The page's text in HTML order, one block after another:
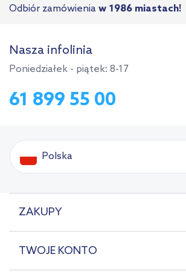
Odbiór zamówienia w 1986 miastach!
Nasza infolinia
Poniedziałek - piątek: 8-17
61 899 55 00
Polska
ZAKUPY
TWOJE KONTO